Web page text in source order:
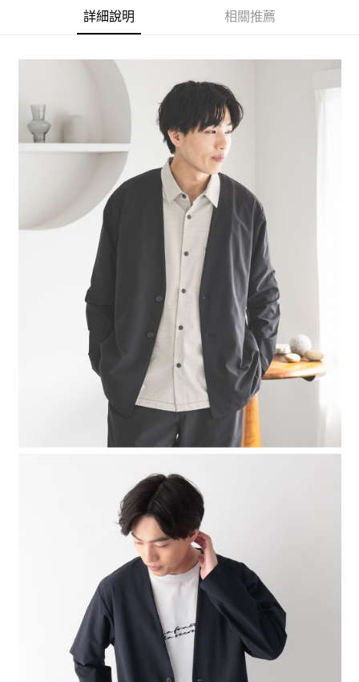
3.實際核准額度、可分期數及費用金額請依後續交易確認頁面所載為準。
4.訂單成立30分鐘內，如未前往確認交易或遇審核未通過，訂單將自動取
消。如遇「轉專審核」未通過狀況，表示未達大哥付你分期系統評分，恕無
1.分期款項不併入電信帳單，「大哥付你分期」於每月結算日後寄送繳費提
2.透過簡訊連結打開帳單後，可選擇「超商條碼／台灣大直營門市／銀行轉
帳／街口支付／iPASS MONEY」等通路繳費。
【注意事項】
1.本服務係由「台灣大哥大股份有限公司」（以下簡稱本公司）所提供，讓
用戶於交易時，得透過本服務購買商品或服務，並由商店將買賣／分期付款
買賣價金債權讓與本公司後，依約使用本公司帳單繳交帳款。
2.基於同意付款使用「大哥付你分期」之契約關係目的，商店將以您的個人
資料（包含姓名、電話或地址）提供予台灣大哥大進項蒐集、處理及利用，
由本公司與您本人進行分期帳單所需資料之確認、核對及更正。
3.完整用戶服務條款，請詳閱以下連結： https://oppay.tw/userRule
３．安心：先確認商品／服務後，再付款。
【「AFTEE先享後付」結帳流程】
１．於結帳方式選擇「AFTEE先享後付」後，將跳轉至「AFTEE先享後付」
結帳頁面，進行簡訊認證並確認金額後，即可完成結帳。
２．訂單成立數日內，您將收到繳費通知簡訊。
３．收到繳費通知簡訊後14天內，點擊此簡訊中的連結，可透過四大超商／
ATM／網路銀行／等多元方式進行付款，方視為交易完成。
※ 請注意：結帳手續完成當下不需立刻繳費，但若您需要取消訂單，請聯絡
購買商品的店家。未經商家同意取消之訂單仍視為有效，需透過AFTEE先享
後付繳納相關費用。
※ 交易是否成功請以「AFTEE先享後付 」之結帳頁面顯示為準，若有關於
是否繳費成功／繳費後需取消欲退款等相關疑問，請聯繫「AFTEE先享後付
https://netprotections.freshdesk.com/support/home
１．透過由恩沛科技股份有限公司提供之「AFTEE先享後付」服務完成之交
易，需依本服務之必要範圍內提供個人資料，並將交易相關給付款項請求債
權轉讓予恩沛科技股份有限公司。
２．關於個人資料處理事宜，請瀏覽以下網址：
https://aftee.tw/terms/#terms3
３．未成年的使用者請事先徵得法定代理人或監護人之同意方可使用
「AFTEE先享後付」，若未經同意申辦者引起之損失，本公司不負相關責
４．使用「AFTEE先享後付」時，將依據個別帳號之用戶狀況，依本公司即
時審查核予不同之上限額度；若仍有額度不足之情形，本公司將視審查結果
５．嚴禁一人註冊多個帳號或使用他人資訊註冊。若發現惡意使用之情形，
恩沛科技股份有限公司將有權停止該用戶之使用額度並採取法律行動。
全家 取貨付款
每筆NT$80，滿NT$1,500(含以上)免運費
每筆NT$80，滿NT$1,500(含以上)免運費
7-11 取貨付款
每筆NT$80，滿NT$1,500(含以上)免運費
每筆NT$80，滿NT$1,500(含以上)免運費
每筆NT$80，滿NT$1,500(含以上)免運費
詳細說明 相關推薦